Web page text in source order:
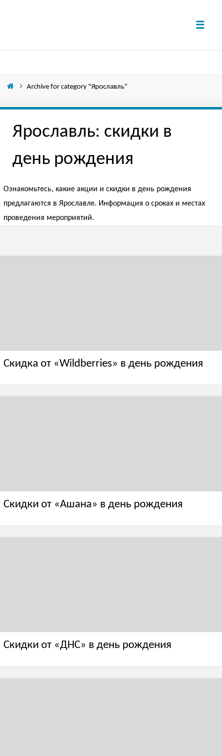
Archive for category "Ярославль"
Ярославль: скидки в
день рождения
Ознакомьтесь, какие акции и скидки в день рождения
предлагаются в Ярославле. Информация о сроках и местах
проведения мероприятий.
Скидка от «Wildberries» в день рождения
Скидки от «Ашана» в день рождения
Скидки от «ДНС» в день рождения